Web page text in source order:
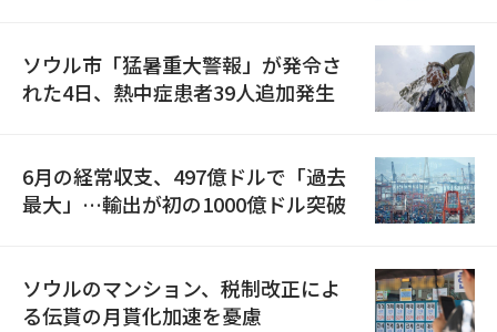
ソウル市「猛暑重大警報」が発令さ
れた4日、熱中症患者39人追加発生
6月の経常収支、497億ドルで「過去
最大」…輸出が初の1000億ドル突破
ソウルのマンション、税制改正によ
る伝貰の月貰化加速を憂慮